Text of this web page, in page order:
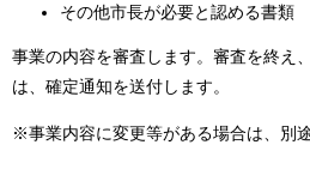
その他市長が必要と認める書類
事業の内容を審査します。審査を終え
は、確定通知を送付します。
※事業内容に変更等がある場合は、別